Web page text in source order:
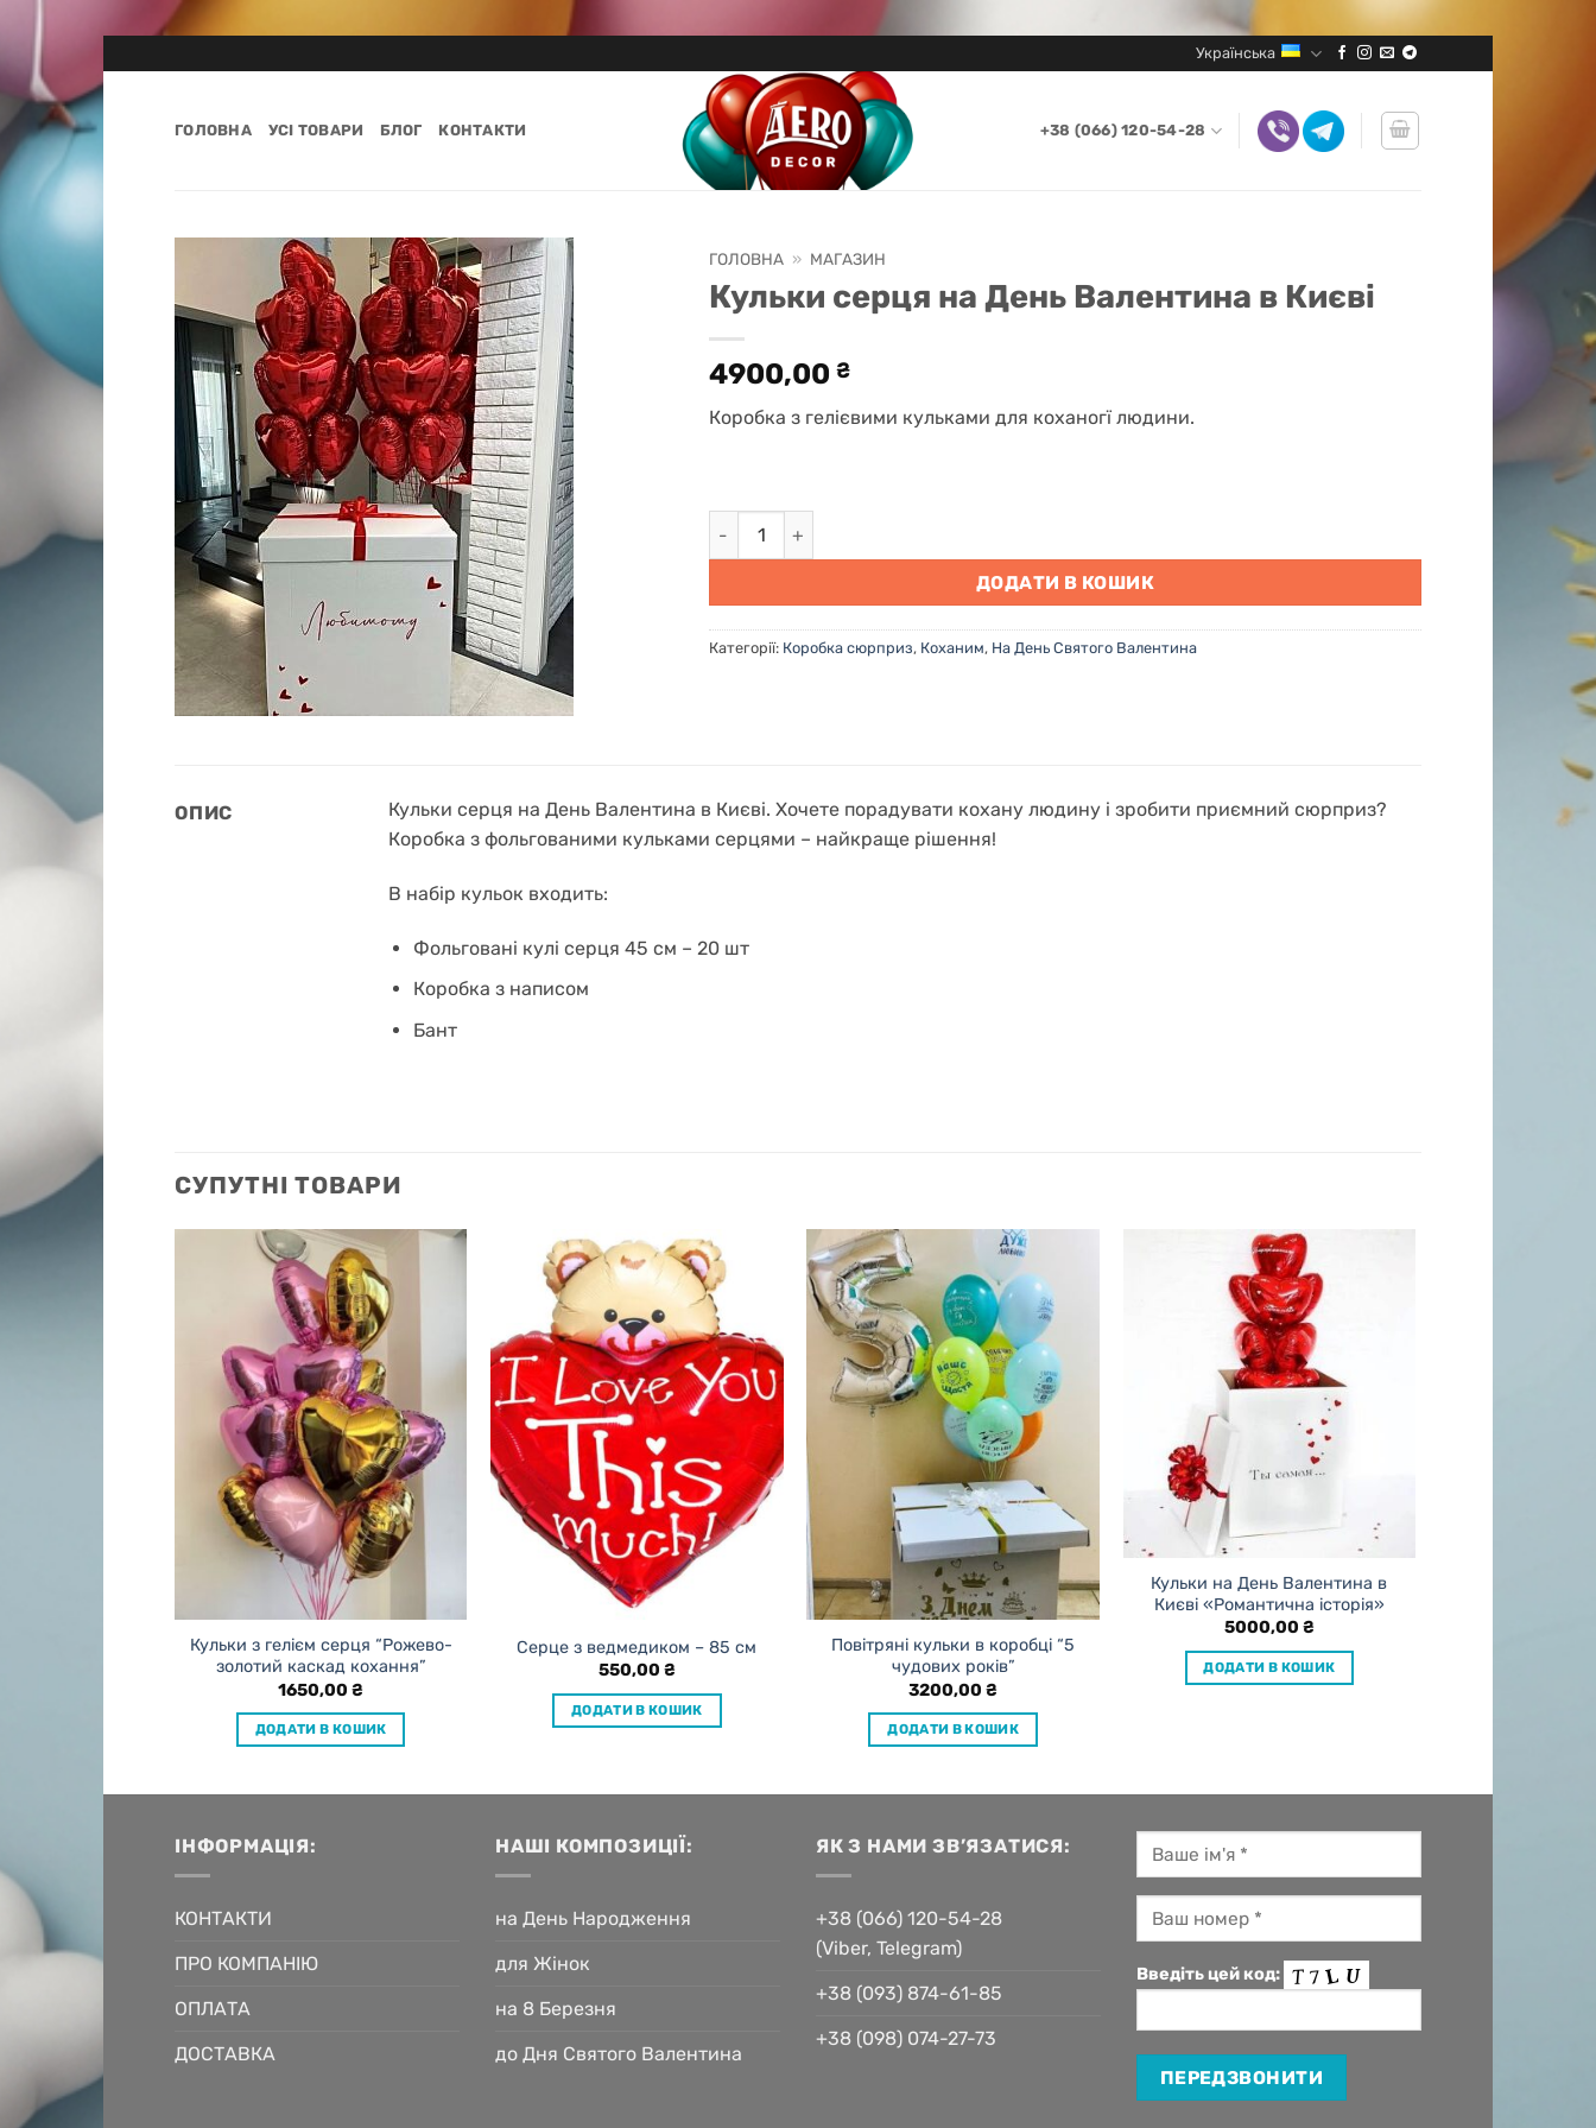
Українська
ГОЛОВНА УСІ ТОВАРИ БЛОГ КОНТАКТИ +38 (066) 120-54-28
ГОЛОВНА » МАГАЗИН
Кульки серця на День Валентина в Києві
4900,00 ₴
Коробка з гелієвими кульками для коханогї людини.
Кульки серця на День Валентина в Києві кількість
ДОДАТИ В КОШИК
Категорії: Коробка сюрприз, Коханим, На День Святого Валентина
ОПИС
Кульки серця на День Валентина в Києві. Хочете порадувати кохану людину і зробити приємний сюрприз?
Коробка з фольгованими кульками серцями – найкраще рішення!
В набір кульок входить:
Фольговані кулі серця 45 см – 20 шт
Коробка з написом
Бант
СУПУТНІ ТОВАРИ
Кульки з гелієм серця “Рожево-
золотий каскад кохання”
1650,00₴
ДОДАТИ В КОШИК
Серце з ведмедиком – 85 см
550,00 ₴
ДОДАТИ В КОШИК
Повітряні кульки в коробці “5
чудових років”
3200,00₴
ДОДАТИ В КОШИК
Кульки на День Валентина в
Києві «Романтична історія»
5000,00 ₴
ДОДАТИ В КОШИК
ІНФОРМАЦІЯ:
КОНТАКТИ
ПРО КОМПАНІЮ
ОПЛАТА
ДОСТАВКА
НАШІ КОМПОЗИЦІЇ:
на День Народження
для Жінок
на 8 Березня
до Дня Святого Валентина
ЯК З НАМИ ЗВ’ЯЗАТИСЯ:
+38 (066) 120-54-28
(Viber, Telegram)
+38 (093) 874-61-85
+38 (098) 074-27-73
Введіть цей код: